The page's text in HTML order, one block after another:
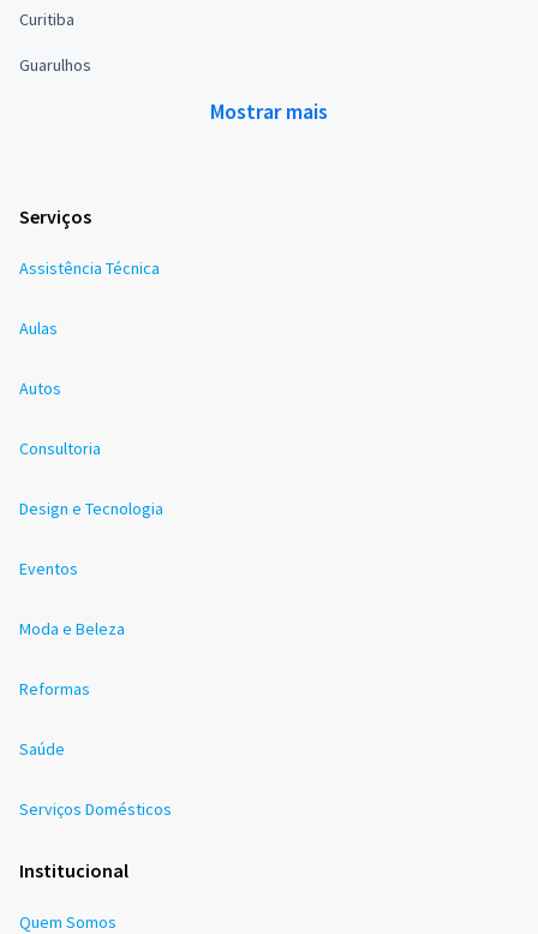
Curitiba
Guarulhos
Mostrar mais
Serviços
Assistência Técnica
Aulas
Autos
Consultoria
Design e Tecnologia
Eventos
Moda e Beleza
Reformas
Saúde
Serviços Domésticos
Institucional
Quem Somos